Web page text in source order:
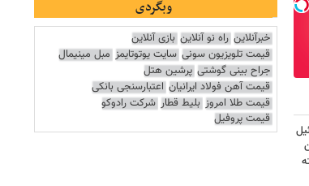
وبگردی
خبرآنلاین راه نو آنلاین بازی آنلاین
قیمت تلویزیون سونی سایت یوتوتایمز مبل مینیمال
جراح بینی گوشتی پرشین هتل
قیمت آهن فولاد ایرانیان اعتبارسنجی بانکی
قیمت طلا امروز بلیط قطار شرکت رادوکو
قیمت پروفیل